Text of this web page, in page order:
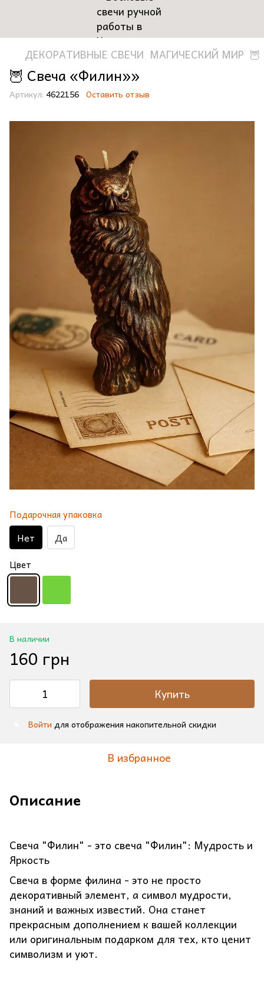
ДЕКОРАТИВНЫЕ СВЕЧИ МАГИЧЕСКИЙ МИР
🦉 Свеча «Филин»»
Артикул: 4622156 Оставить отзыв
Подарочная упаковка
Нет Да
Цвет
В наличии
160 грн
Купить
Войти для отображения накопительной скидки
В избранное
Описание
Свеча "Филин" - это свеча "Филин": Мудрость и
Яркость
Свеча в форме филина - это не просто
декоративный элемент, а символ мудрости,
знаний и важных известий. Она станет
прекрасным дополнением к вашей коллекции
или оригинальным подарком для тех, кто ценит
символизм и уют.